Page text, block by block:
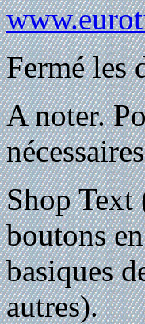
Fermé les
A noter.
Shop Text
boutons
basiques
autres).